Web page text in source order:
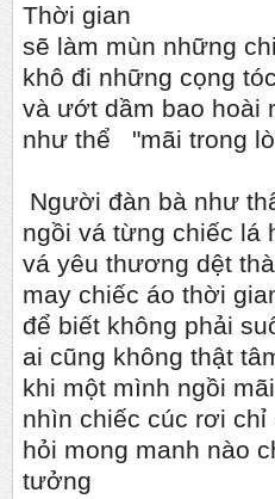
Thời gian
sẽ làm mùn những
khô đi những cọng
và ướt dầm bao hoài
như thể "mãi trong
Người đàn bà như
ngồi vá từng chiếc lá
vá yêu thương dệt
may chiếc áo thời
để biết không phải
ai cũng không thật
khi một mình ngồi
nhìn chiếc cúc rơi
hỏi mong manh nào
tưởng